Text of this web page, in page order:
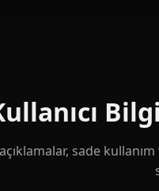
sade